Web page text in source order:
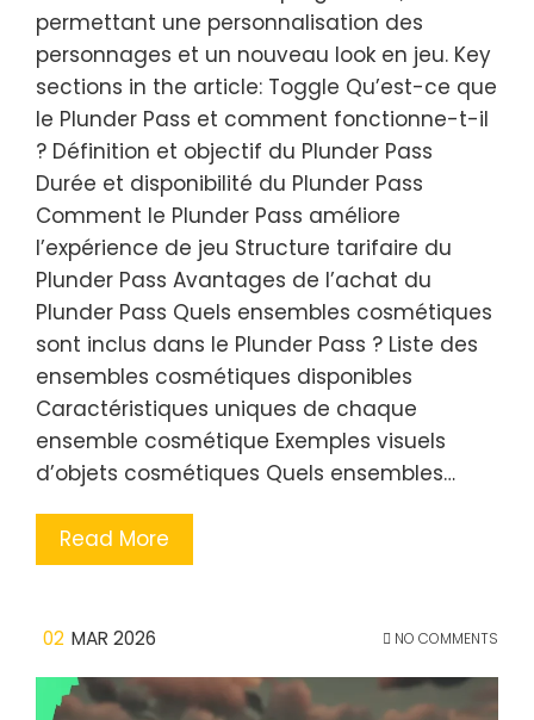
permettant une personnalisation des
personnages et un nouveau look en jeu. Key
sections in the article: Toggle Qu’est-ce que
le Plunder Pass et comment fonctionne-t-il
? Définition et objectif du Plunder Pass
Durée et disponibilité du Plunder Pass
Comment le Plunder Pass améliore
l’expérience de jeu Structure tarifaire du
Plunder Pass Avantages de l’achat du
Plunder Pass Quels ensembles cosmétiques
sont inclus dans le Plunder Pass ? Liste des
ensembles cosmétiques disponibles
Caractéristiques uniques de chaque
ensemble cosmétique Exemples visuels
d’objets cosmétiques Quels ensembles…
Read More
02 MAR 2026 NO COMMENTS